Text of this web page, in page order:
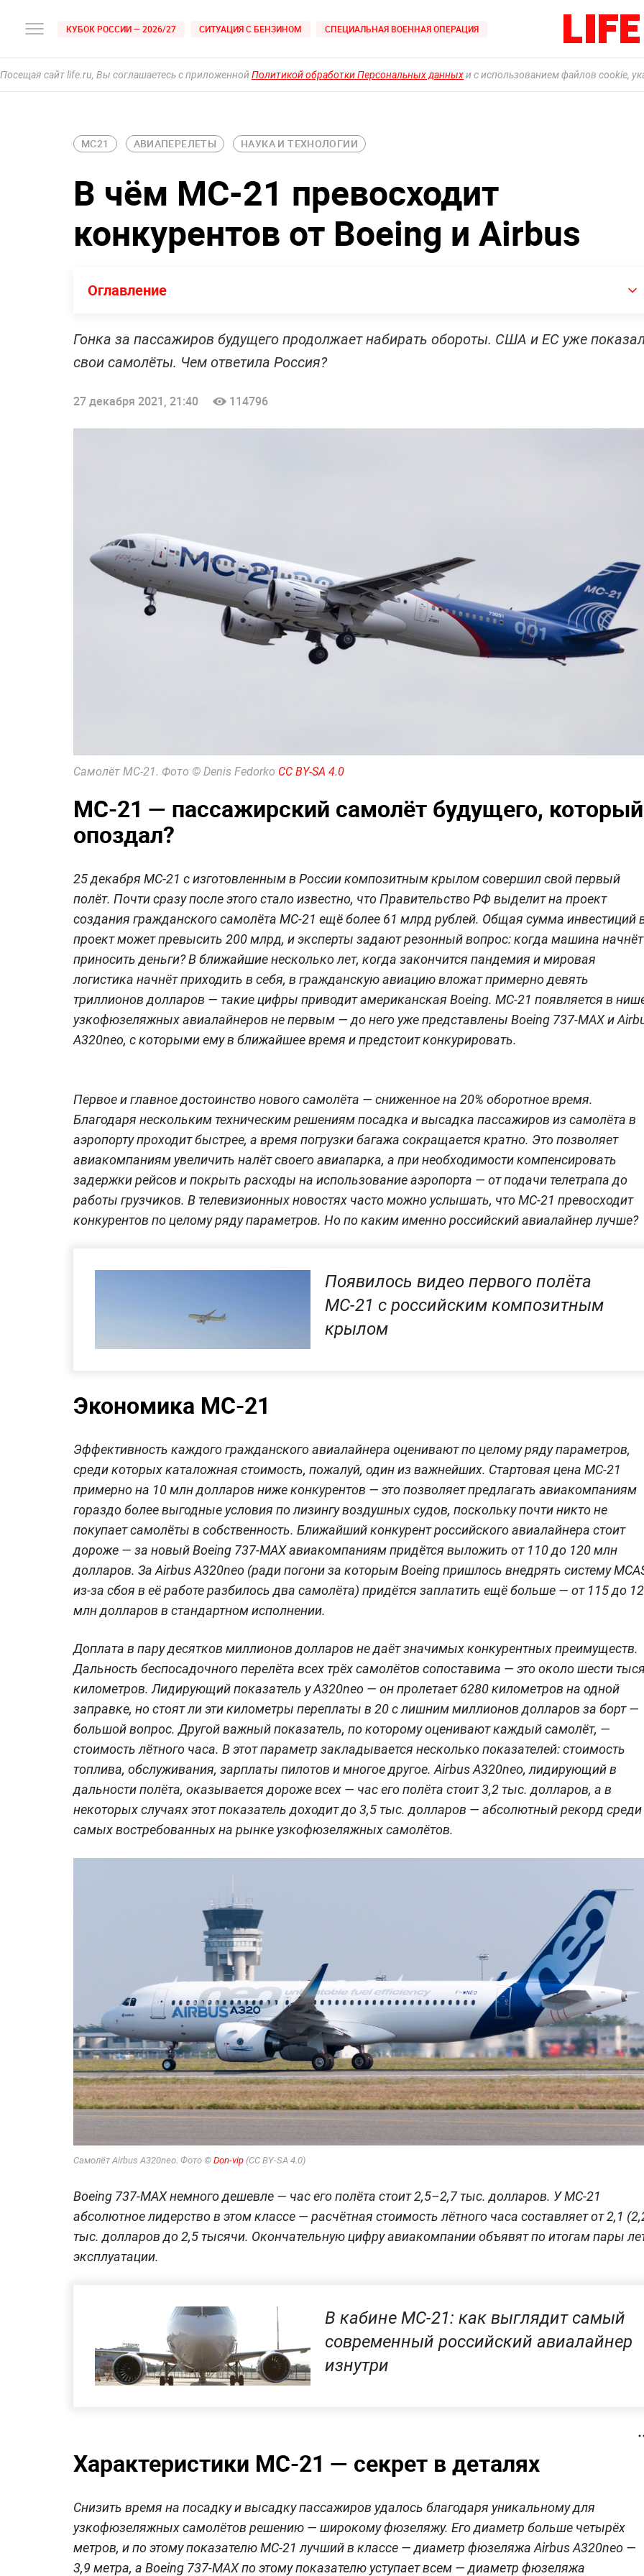
КУБОК РОССИИ — 2026/27 СИТУАЦИЯ С БЕНЗИНОМ СПЕЦИАЛЬНАЯ ВОЕННАЯ ОПЕРАЦИЯ
Посещая сайт life.ru, Вы соглашаетесь с приложеннойПолитикой обработки Персональных данныхи с использованием файлов cookie,
МС21 АВИАПЕРЕЛЕТЫ НАУКА И ТЕХНОЛОГИИ
В чём МС-21 превосходит
конкурентов от Boeing и Airbus
Оглавление
Гонка за пассажиров будущего продолжает набирать обороты. США и ЕС уже
свои самолёты. Чем ответила Россия?
27 декабря 2021, 21:40 114796
Самолёт МС-21. Фото © Denis Fedorko CC BY-SA 4.0
МС-21 — пассажирский самолёт будущего, который
опоздал?
25 декабря МС-21 с изготовленным в России композитным крылом совершил свой первый
полёт. Почти сразу после этого стало известно, что Правительство РФ выделит на проект
создания гражданского самолёта МС-21 ещё более 61 млрд рублей. Общая сумма инвестиций
проект может превысить 200 млрд, и эксперты задают резонный вопрос: когда машина начнёт
приносить деньги? В ближайшие несколько лет, когда закончится пандемия и мировая
логистика начнёт приходить в себя, в гражданскую авиацию вложат примерно девять
триллионов долларов — такие цифры приводит американская Boeing. МС-21 появляется в
узкофюзеляжных авиалайнеров не первым — до него уже представлены Boeing 737-MAX и
A320neo, с которыми ему в ближайшее время и предстоит конкурировать.
Первое и главное достоинство нового самолёта — сниженное на 20% оборотное время.
Благодаря нескольким техническим решениям посадка и высадка пассажиров из самолёта в
аэропорту проходит быстрее, а время погрузки багажа сокращается кратно. Это позволяет
авиакомпаниям увеличить налёт своего авиапарка, а при необходимости компенсировать
задержки рейсов и покрыть расходы на использование аэропорта — от подачи телетрапа до
работы грузчиков. В телевизионных новостях часто можно услышать, что МС-21 превосходит
конкурентов по целому ряду параметров. Но по каким именно российский авиалайнер лучше?
Появилось видео первого полёта
МС-21 с российским композитным
крылом
Экономика МС-21
Эффективность каждого гражданского авиалайнера оценивают по целому ряду параметров,
среди которых каталожная стоимость, пожалуй, один из важнейших. Стартовая цена МС-21
примерно на 10 млн долларов ниже конкурентов — это позволяет предлагать авиакомпаниям
гораздо более выгодные условия по лизингу воздушных судов, поскольку почти никто не
покупает самолёты в собственность. Ближайший конкурент российского авиалайнера стоит
дороже — за новый Boeing 737-MAX авиакомпаниям придётся выложить от 110 до 120 млн
долларов. За Airbus A320neo (ради погони за которым Boeing пришлось внедрять систему
из-за сбоя в её работе разбилось два самолёта) придётся заплатить ещё больше — от 115 до
млн долларов в стандартном исполнении.
Доплата в пару десятков миллионов долларов не даёт значимых конкурентных преимуществ.
Дальность беспосадочного перелёта всех трёх самолётов сопоставима — это около шести
километров. Лидирующий показатель у A320neo — он пролетает 6280 километров на одной
заправке, но стоят ли эти километры переплаты в 20 с лишним миллионов долларов за борт —
большой вопрос. Другой важный показатель, по которому оценивают каждый самолёт, —
стоимость лётного часа. В этот параметр закладывается несколько показателей: стоимость
топлива, обслуживания, зарплаты пилотов и многое другое. Airbus A320neo, лидирующий в
дальности полёта, оказывается дороже всех — час его полёта стоит 3,2 тыс. долларов, а в
некоторых случаях этот показатель доходит до 3,5 тыс. долларов — абсолютный рекорд среди
самых востребованных на рынке узкофюзеляжных самолётов.
Самолёт Airbus A320neo. Фото © Don-vip (CC BY-SA 4.0)
Boeing 737-MAX немного дешевле — час его полёта стоит 2,5–2,7 тыс. долларов. У МС-21
абсолютное лидерство в этом классе — расчётная стоимость лётного часа составляет от 2,1
тыс. долларов до 2,5 тысячи. Окончательную цифру авиакомпании объявят по итогам пары
эксплуатации.
В кабине МС-21: как выглядит самый
современный российский авиалайнер
изнутри
Характеристики МС-21 — секрет в деталях
Снизить время на посадку и высадку пассажиров удалось благодаря уникальному для
узкофюзеляжных самолётов решению — широкому фюзеляжу. Его диаметр больше четырёх
метров, и по этому показателю МС-21 лучший в классе — диаметр фюзеляжа Airbus A320neo —
3,9 метра, а Boeing 737-MAX по этому показателю уступает всем — диаметр фюзеляжа